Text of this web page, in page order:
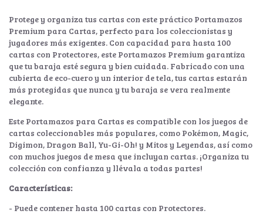
Protege y organiza tus cartas con este práctico Portamazos
Premium para Cartas, perfecto para los coleccionistas y
jugadores más exigentes. Con capacidad para hasta 100
cartas con Protectores, este Portamazos Premium garantiza
que tu baraja esté segura y bien cuidada. Fabricado con una
cubierta de eco-cuero y un interior de tela, tus cartas estarán
más protegidas que nunca y tu baraja se vera realmente
elegante.
Este Portamazos para Cartas es compatible con los juegos de
cartas coleccionables más populares, como Pokémon, Magic,
Digimon, Dragon Ball, Yu-Gi-Oh! y Mitos y Leyendas, así como
con muchos juegos de mesa que incluyan cartas. ¡Organiza tu
colección con confianza y llévala a todas partes!
Características:
- Puede contener hasta 100 cartas con Protectores.